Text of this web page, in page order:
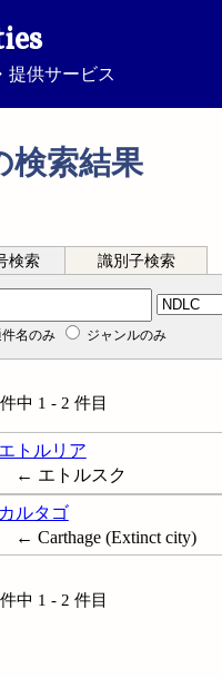
提供サービス
検索結果
検索 識別子検索
名のみ ジャンルのみ
中 1 - 2 件目
エトルリア
← エトルスク
カルタゴ
← Carthage (Extinct city)
中 1 - 2 件目